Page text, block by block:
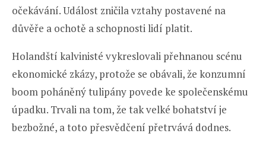
očekávání. Událost zničila vztahy postavené na
důvěře a ochotě a schopnosti lidí platit.
Holandští kalvinisté vykreslovali přehnanou scénu
ekonomické zkázy, protože se obávali, že konzumní
boom poháněný tulipány povede ke společenskému
úpadku. Trvali na tom, že tak velké bohatství je
bezbožné, a toto přesvědčení přetrvává dodnes.